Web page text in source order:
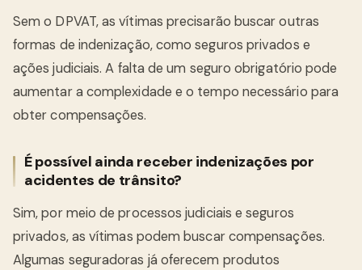
Sem o DPVAT, as vítimas precisarão buscar outras
formas de indenização, como seguros privados e
ações judiciais. A falta de um seguro obrigatório pode
aumentar a complexidade e o tempo necessário para
obter compensações.
É possível ainda receber indenizações por
acidentes de trânsito?
Sim, por meio de processos judiciais e seguros
privados, as vítimas podem buscar compensações.
Algumas seguradoras já oferecem produtos